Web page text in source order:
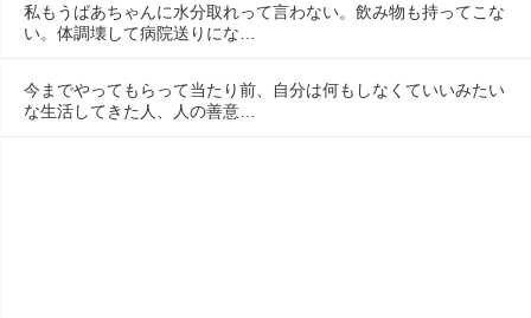
私もうばあちゃんに水分取れって言わない。飲み物も持ってこな
い。体調壊して病院送りにな…
今までやってもらって当たり前、自分は何もしなくていいみたい
な生活してきた人、人の善意…